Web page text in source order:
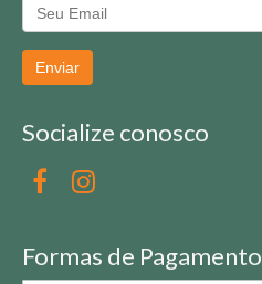
Enviar
Socialize conosco
Formas de Pagamento